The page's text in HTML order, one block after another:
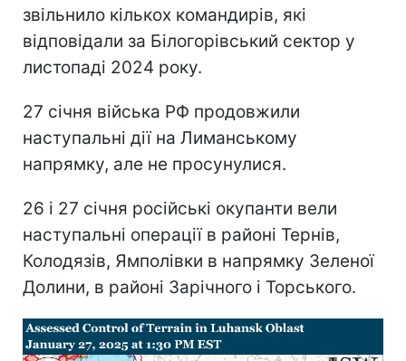
звільнило кількох командирів, які
відповідали за Білогорівський сектор у
листопаді 2024 року.
27 січня війська РФ продовжили
наступальні дії на Лиманському
напрямку, але не просунулися.
26 і 27 січня російські окупанти вели
наступальні операції в районі Тернів,
Колодязів, Ямполівки в напрямку Зеленої
Долини, в районі Зарічного і Торського.